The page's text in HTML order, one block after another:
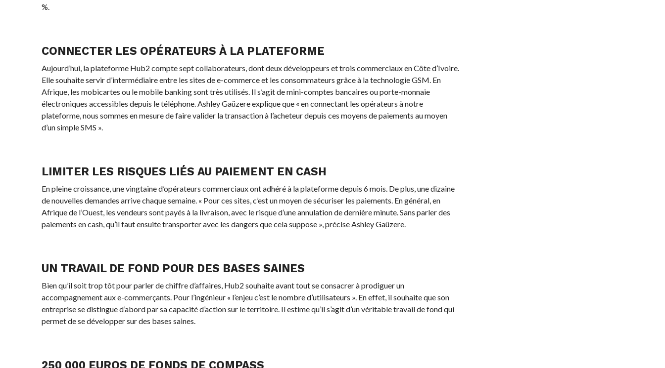
%.
CONNECTER LES OPÉRATEURS À LA PLATEFORME
Aujourd’hui, la plateforme Hub2 compte sept collaborateurs, dont deux développeurs et trois commerciaux en Côte d’Ivoire.
Elle souhaite servir d’intermédiaire entre les sites de e-commerce et les consommateurs grâce à la technologie GSM. En
Afrique, les mobicartes ou le mobile banking sont très utilisés. Il s’agit de mini-comptes bancaires ou porte-monnaie
électroniques accessibles depuis le téléphone. Ashley Gaüzere explique que « en connectant les opérateurs à notre
plateforme, nous sommes en mesure de faire valider la transaction à l’acheteur depuis ces moyens de paiements au moyen
d’un simple SMS ».
LIMITER LES RISQUES LIÉS AU PAIEMENT EN CASH
En pleine croissance, une vingtaine d’opérateurs commerciaux ont adhéré à la plateforme depuis 6 mois. De plus, une dizaine
de nouvelles demandes arrive chaque semaine. « Pour ces sites, c’est un moyen de sécuriser les paiements. En général, en
Afrique de l’Ouest, les vendeurs sont payés à la livraison, avec le risque d’une annulation de dernière minute. Sans parler des
paiements en cash, qu’il faut ensuite transporter avec les dangers que cela suppose », précise Ashley Gaüzere.
UN TRAVAIL DE FOND POUR DES BASES SAINES
Bien qu’il soit trop tôt pour parler de chiffre d’affaires, Hub2 souhaite avant tout se consacrer à prodiguer un
accompagnement aux e-commerçants. Pour l’ingénieur « l’enjeu c’est le nombre d’utilisateurs ». En effet, il souhaite que son
entreprise se distingue d’abord par sa capacité d’action sur le territoire. Il estime qu’il s’agit d’un véritable travail de fond qui
permet de se développer sur des bases saines.
250 000 EUROS DE FONDS DE COMPASS